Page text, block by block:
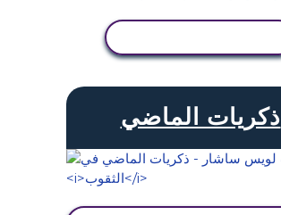
ذكريات الماضي